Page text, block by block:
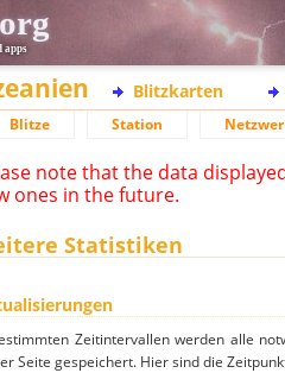
apps
Blitzkarten
Blitze Station
note that the data
ones in the future.
Statistiken
Zeitintervallen werden alle
Seite gespeichert. Hier sind die